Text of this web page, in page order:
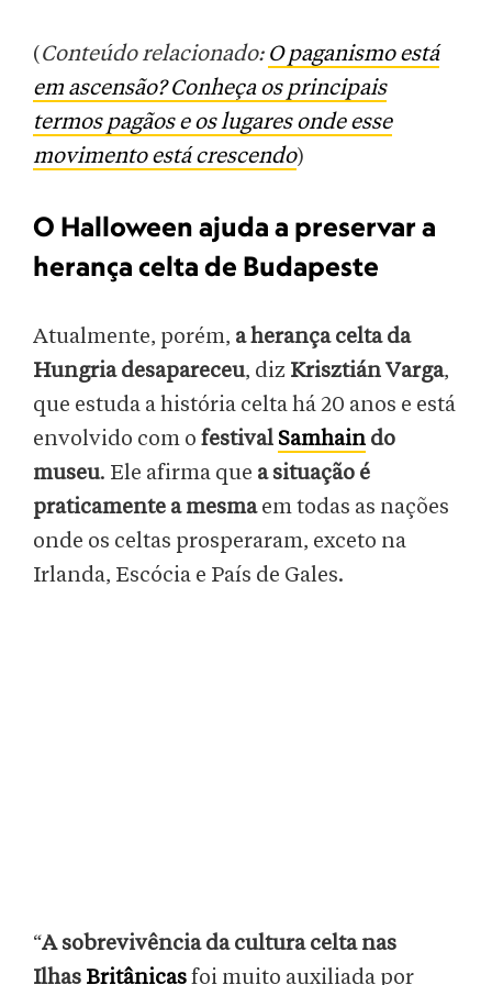
(Conteúdo relacionado: O paganismo está
em ascensão? Conheça os principais
termos pagãos e os lugares onde esse
movimento está crescendo)
O Halloween ajuda a preservar a
herança celta de Budapeste
Atualmente, porém, a herança celta da
Hungria desapareceu, diz Krisztián Varga,
que estuda a história celta há 20 anos e está
envolvido com o festival Samhain do
museu. Ele afirma que a situação é
praticamente a mesmaem todas as nações
onde os celtas prosperaram, exceto na
Irlanda, Escócia e País de Gales.
“A sobrevivência da cultura celta nas
Ilhas Britânicasfoi muito auxiliada por